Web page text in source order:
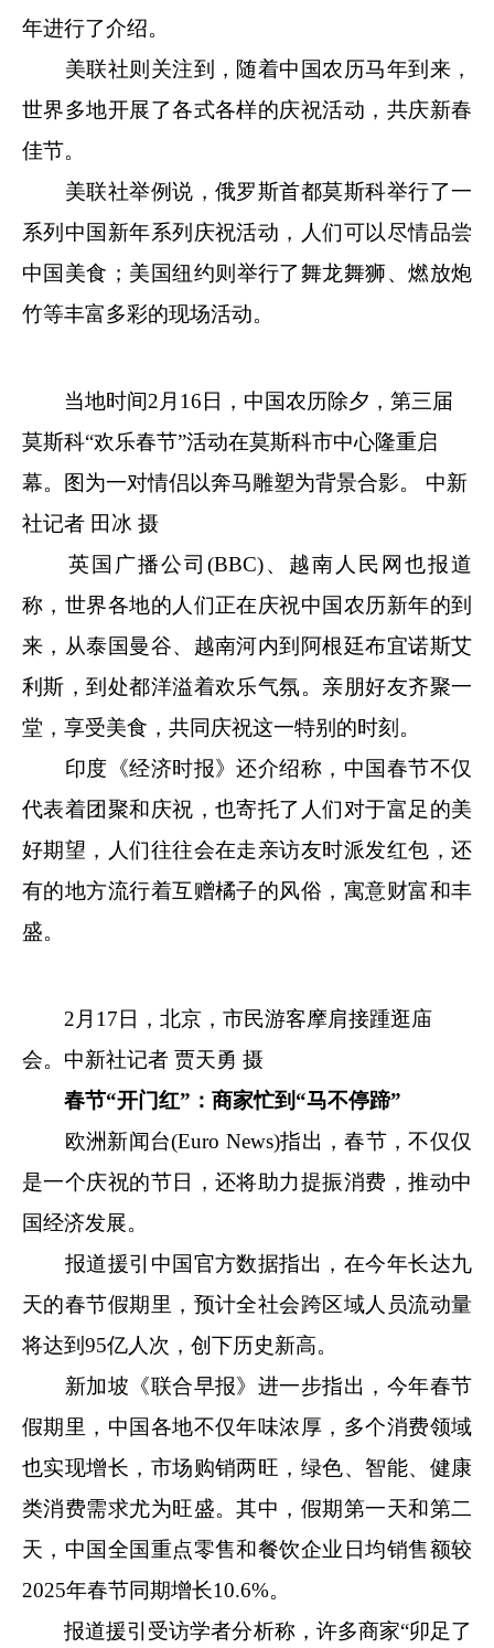
年进行了介绍。
美联社则关注到，随着中国农历马年到来，
世界多地开展了各式各样的庆祝活动，共庆新春
佳节。
美联社举例说，俄罗斯首都莫斯科举行了一
系列中国新年系列庆祝活动，人们可以尽情品尝
中国美食；美国纽约则举行了舞龙舞狮、燃放炮
竹等丰富多彩的现场活动。
当地时间2月16日，中国农历除夕，第三届
莫斯科“欢乐春节”活动在莫斯科市中心隆重启
幕。图为一对情侣以奔马雕塑为背景合影。 中新
社记者 田冰 摄
英国广播公司(BBC)、越南人民网也报道
称，世界各地的人们正在庆祝中国农历新年的到
来，从泰国曼谷、越南河内到阿根廷布宜诺斯艾
利斯，到处都洋溢着欢乐气氛。亲朋好友齐聚一
堂，享受美食，共同庆祝这一特别的时刻。
印度《经济时报》还介绍称，中国春节不仅
代表着团聚和庆祝，也寄托了人们对于富足的美
好期望，人们往往会在走亲访友时派发红包，还
有的地方流行着互赠橘子的风俗，寓意财富和丰
盛。
2月17日，北京，市民游客摩肩接踵逛庙
会。 中新社记者 贾天勇 摄
春节“开门红”：商家忙到“马不停蹄”
欧洲新闻台(Euro News)指出，春节，不仅仅
是一个庆祝的节日，还将助力提振消费，推动中
国经济发展。
报道援引中国官方数据指出，在今年长达九
天的春节假期里，预计全社会跨区域人员流动量
将达到95亿人次，创下历史新高。
新加坡《联合早报》进一步指出，今年春节
假期里，中国各地不仅年味浓厚，多个消费领域
也实现增长，市场购销两旺，绿色、智能、健康
类消费需求尤为旺盛。其中，假期第一天和第二
天，中国全国重点零售和餐饮企业日均销售额较
2025年春节同期增长10.6%。
报道援引受访学者分析称，许多商家“卯足了